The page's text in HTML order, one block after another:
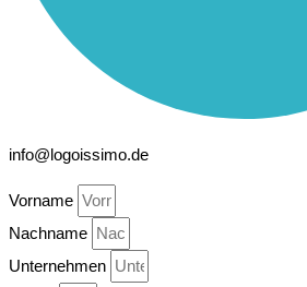
info@logoissimo.de
Vorname
Nachname
Unternehmen